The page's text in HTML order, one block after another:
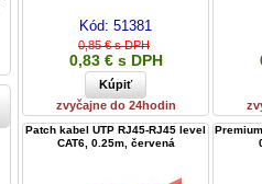
Kód: 51381
0,85 € s DPH
0,83 € s DPH
zvyčajne do 24hodin
Patch kabel UTP RJ45-RJ45 level
CAT6, 0.25m, červená